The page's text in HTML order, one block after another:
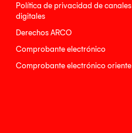
Política de privacidad de canales
digitales
Derechos ARCO
Comprobante electrónico
Comprobante electrónico oriente